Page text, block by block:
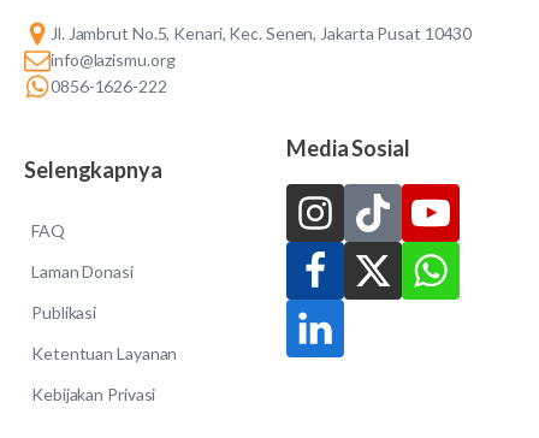
Jl. Jambrut No.5, Kenari, Kec. Senen, Jakarta Pusat 10430
info@lazismu.org
0856-1626-222
Selengkapnya
FAQ
Laman Donasi
Publikasi
Ketentuan Layanan
Kebijakan Privasi
Media Sosial